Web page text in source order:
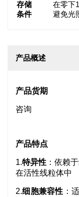
存储
条件
在零下
避免光
产品概述
产品货期
咨询
产品特点
1.特异性 ：依赖
在活性线粒体中
2.细胞兼容性 ：